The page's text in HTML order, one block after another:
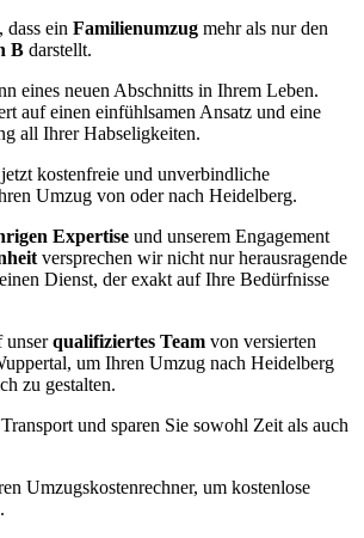
dass ein Familienumzug mehr als nur den
B darstellt.
eines neuen Abschnitts in Ihrem Leben.
auf einen einfühlsamen Ansatz und eine
all Ihrer Habseligkeiten.
kostenfreie und unverbindliche
Umzug von oder nach Heidelberg.
Expertise und unserem Engagement
versprechen wir nicht nur herausragende
Dienst, der exakt auf Ihre Bedürfnisse
unserqualifiziertes Team von versierten
um Ihren Umzug nach Heidelberg
zu gestalten.
und sparen Sie sowohl Zeit als auch
Umzugskostenrechner, um kostenlose